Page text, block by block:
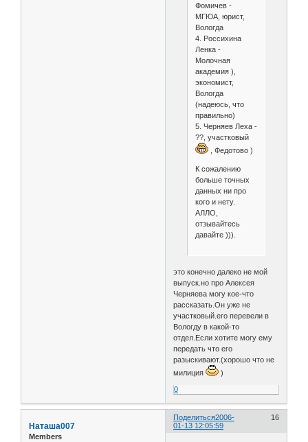
Фомичев -
МГЮА, юрист,
Вологда
4. Россихина
Ленка -
Молочная
академия ),
экономист,
Вологда
(надеюсь, что
правильно)
5. Черняев Леха -
??, участковый
, Федотово )
К сожалению
больше точных
данных ни про
кого и нету.
АЛЛО,
отзывайтесь
давайте ))).
это конечно далеко не мой
выпуск.но про Алексея
Черняева могу кое-что
рассказать.Он уже не
участковый.его перевели в
Вологду в какой-то
отдел.Если хотите могу ему
передать что его
разыскивают.(хорошо что не
милиция
)
0
Поделиться 16
2006-
01-13 12:05:59
Наташа007
Members